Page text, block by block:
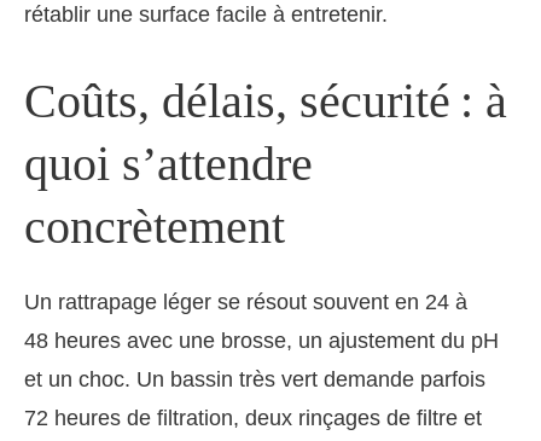
rétablir une surface facile à entretenir.
Coûts, délais, sécurité : à
quoi s’attendre
concrètement
Un rattrapage léger se résout souvent en 24 à
48 heures avec une brosse, un ajustement du pH
et un choc. Un bassin très vert demande parfois
72 heures de filtration, deux rinçages de filtre et